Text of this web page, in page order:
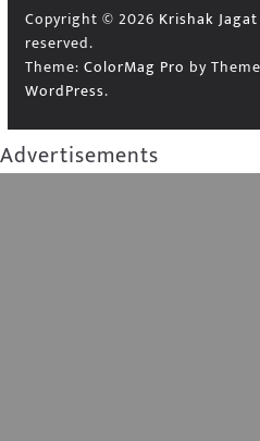
Copyright © 2026 Krishak
reserved.
Theme: ColorMag Pro by
WordPress.
Advertisements